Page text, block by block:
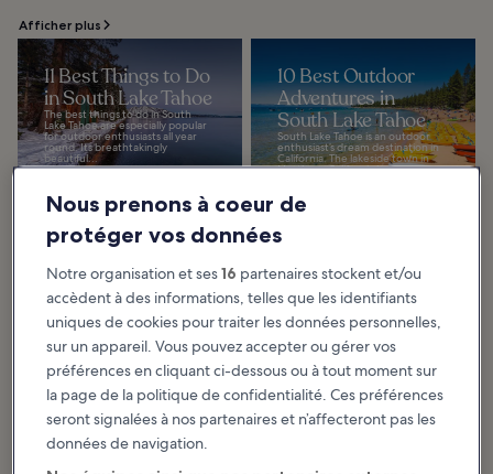
Afficher plus
11 Best Things to Do
in South Lake Tahoe
The best things to do in South
Lake Tahoe are especially popular
for outdoor enthusiasts all year
round. Its breathtakingly
beautiful...
10 Best Outdoor
Adventures in
South Lake Tahoe
South Lake Tahoe is an outdoor
enthusiast’s dream destination in
California. The lakeside town in
Northern California has various
South Lake Tahoe : que manger et où ?
Nous prenons à coeur de
protéger vos données
Notre organisation et ses16 partenaires stockent et/ou
accèdent à des informations, telles que les identifiants
uniques de cookies pour traiter les données personnelles,
sur un appareil. Vous pouvez accepter ou gérer vos
préférences en cliquant ci-dessous ou à tout moment sur
la page de la politique de confidentialité. Ces préférences
seront signalées à nos partenaires et n’affecteront pas les
données de navigation.